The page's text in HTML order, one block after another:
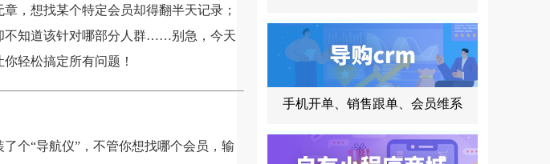
，想找某个特定会员却得翻半天记录；
不知道该针对哪部分人群……别急，今天
轻松搞定所有问题！
个“导航仪”，不管你想找哪个会员，输
手机开单、销售跟单、会员维系